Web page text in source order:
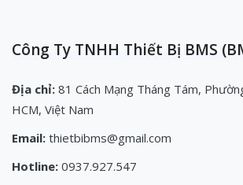
Công Ty TNHH Thiết Bị BMS
Địa chỉ: 81 Cách Mạng Tháng Tám,
HCM, Việt Nam
Email: thietbibms@gmail.com
Hotline: 0937.927.547